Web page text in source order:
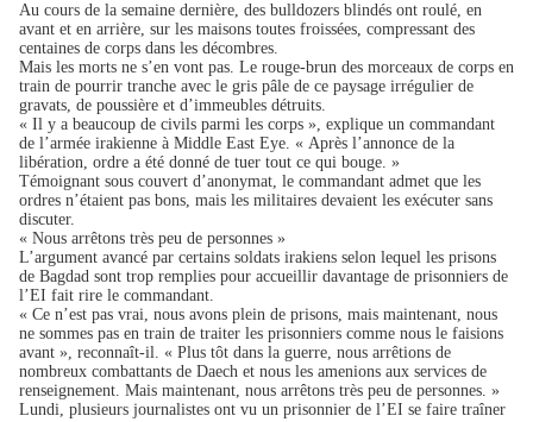
Au cours de la semaine dernière, des bulldozers blindés ont roulé, en
avant et en arrière, sur les maisons toutes froissées, compressant des
centaines de corps dans les décombres.
Mais les morts ne s’en vont pas. Le rouge-brun des morceaux de corps en
train de pourrir tranche avec le gris pâle de ce paysage irrégulier de
gravats, de poussière et d’immeubles détruits.
« Il y a beaucoup de civils parmi les corps », explique un commandant
de l’armée irakienne à Middle East Eye. « Après l’annonce de la
libération, ordre a été donné de tuer tout ce qui bouge. »
Témoignant sous couvert d’anonymat, le commandant admet que les
ordres n’étaient pas bons, mais les militaires devaient les exécuter sans
discuter.
« Nous arrêtons très peu de personnes »
L’argument avancé par certains soldats irakiens selon lequel les prisons
de Bagdad sont trop remplies pour accueillir davantage de prisonniers de
l’EI fait rire le commandant.
« Ce n’est pas vrai, nous avons plein de prisons, mais maintenant, nous
ne sommes pas en train de traiter les prisonniers comme nous le faisions
avant », reconnaît-il. « Plus tôt dans la guerre, nous arrêtions de
nombreux combattants de Daech et nous les amenions aux services de
renseignement. Mais maintenant, nous arrêtons très peu de personnes. »
Lundi, plusieurs journalistes ont vu un prisonnier de l’EI se faire traîner